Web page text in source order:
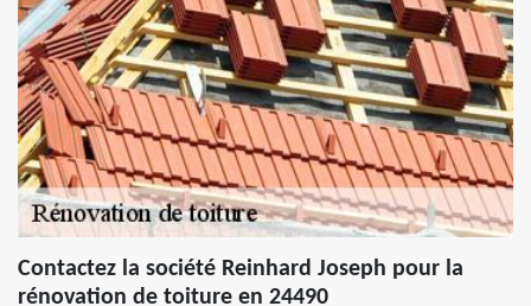
Contactez la société Reinhard Joseph pour la
rénovation de toiture en 24490